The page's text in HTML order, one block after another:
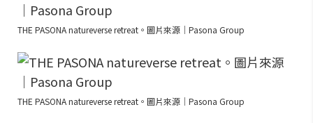
THE PASONA natureverse retreat。圖片來源｜Pasona Group
THE PASONA natureverse retreat。圖片來源｜Pasona Group